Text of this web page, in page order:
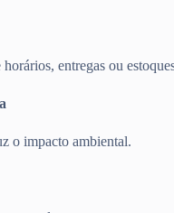
entregas ou
o impacto ambiental.